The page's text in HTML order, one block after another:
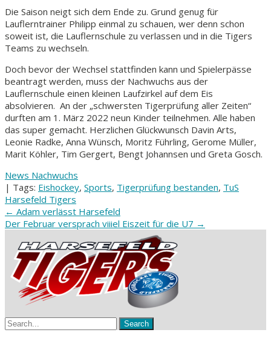
Die Saison neigt sich dem Ende zu. Grund genug für
Lauflerntrainer Philipp einmal zu schauen, wer denn schon
soweit ist, die Lauflernschule zu verlassen und in die Tigers
Teams zu wechseln.
Doch bevor der Wechsel stattfinden kann und Spielerpässe
beantragt werden, muss der Nachwuchs aus der
Lauflernschule einen kleinen Laufzirkel auf dem Eis
absolvieren. An der „schwersten Tigerprüfung aller Zeiten“
durften am 1. März 2022 neun Kinder teilnehmen. Alle haben
das super gemacht. Herzlichen Glückwunsch Davin Arts,
Leonie Radke, Anna Wünsch, Moritz Führling, Gerome Müller,
Marit Köhler, Tim Gergert, Bengt Johannsen und Greta Gosch.
News Nachwuchs
| Tags: Eishockey, Sports, Tigerprüfung bestanden, TuS
Harsefeld Tigers
Post
navigation
← Adam verlässt Harsefeld
Der Februar versprach viiiel Eiszeit für die U7 →